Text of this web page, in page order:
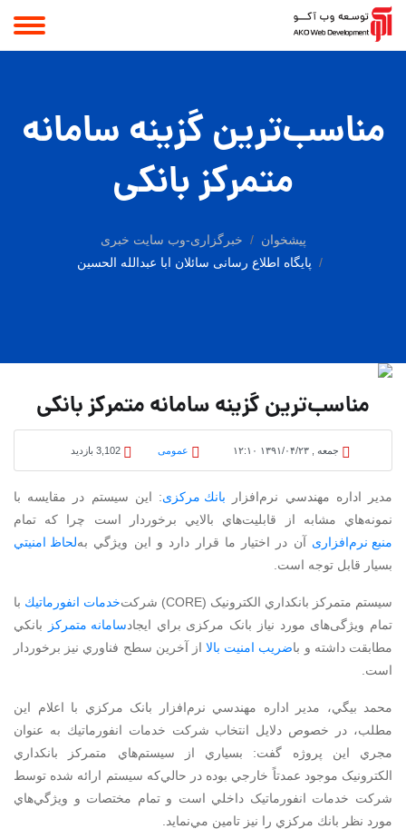
مناسب‌ترين گزينه سامانه
متمرکز بانکی
پیشخوان
خبرگزاری-وب سایت خبری
پایگاه اطلاع رسانی سائلان ابا عبدالله الحسین
مناسب‌ترين گزينه سامانه متمرکز بانکی
جمعه , ۱۳۹۱/۰۴/۲۳ ۱۲:۱۰ عمومی
مدير اداره مهندسي نرم‌افزار بانك مركزی: اين سيستم در مقايسه با
نمونه‌هاي مشابه از قابليت‌هاي بالايي برخوردار است چرا كه تمام
منبع نرم‌افزاری آن در اختيار ما قرار دارد و اين ويژگي بهلحاظ امنيتي
بسيار قابل توجه است.
سيستم متمرکز بانکداري الکترونيک (CORE) شركت خدمات انفورماتيك با
تمام ویژگی‌های‌ مورد نیاز بانک مرکزی براي ايجادسامانه متمرکز
بانکي
مطابقت داشته و باضريب امنيت بالااز آخرین سطح فناوري نيز برخوردار
است.
محمد بيگي، مدير اداره مهندسي نرم‌افزار بانک مرکزي با اعلام اين
مطلب، در خصوص دلايل انتخاب شركت خدمات انفورماتيك به عنوان
مجري اين پروژه گفت: بسياري از سيستم‌هاي‌ متمرکز بانکداري
الکترونيک موجود عمدتاً خارجي بوده در حالي‌كه سيستم ارائه شده توسط
شرکت خدمات انفورماتيک داخلي است و تمام مختصات و ويژگي‌هاي
مورد نظر بانك مركزي را نيز تامين مي‌نمايد.